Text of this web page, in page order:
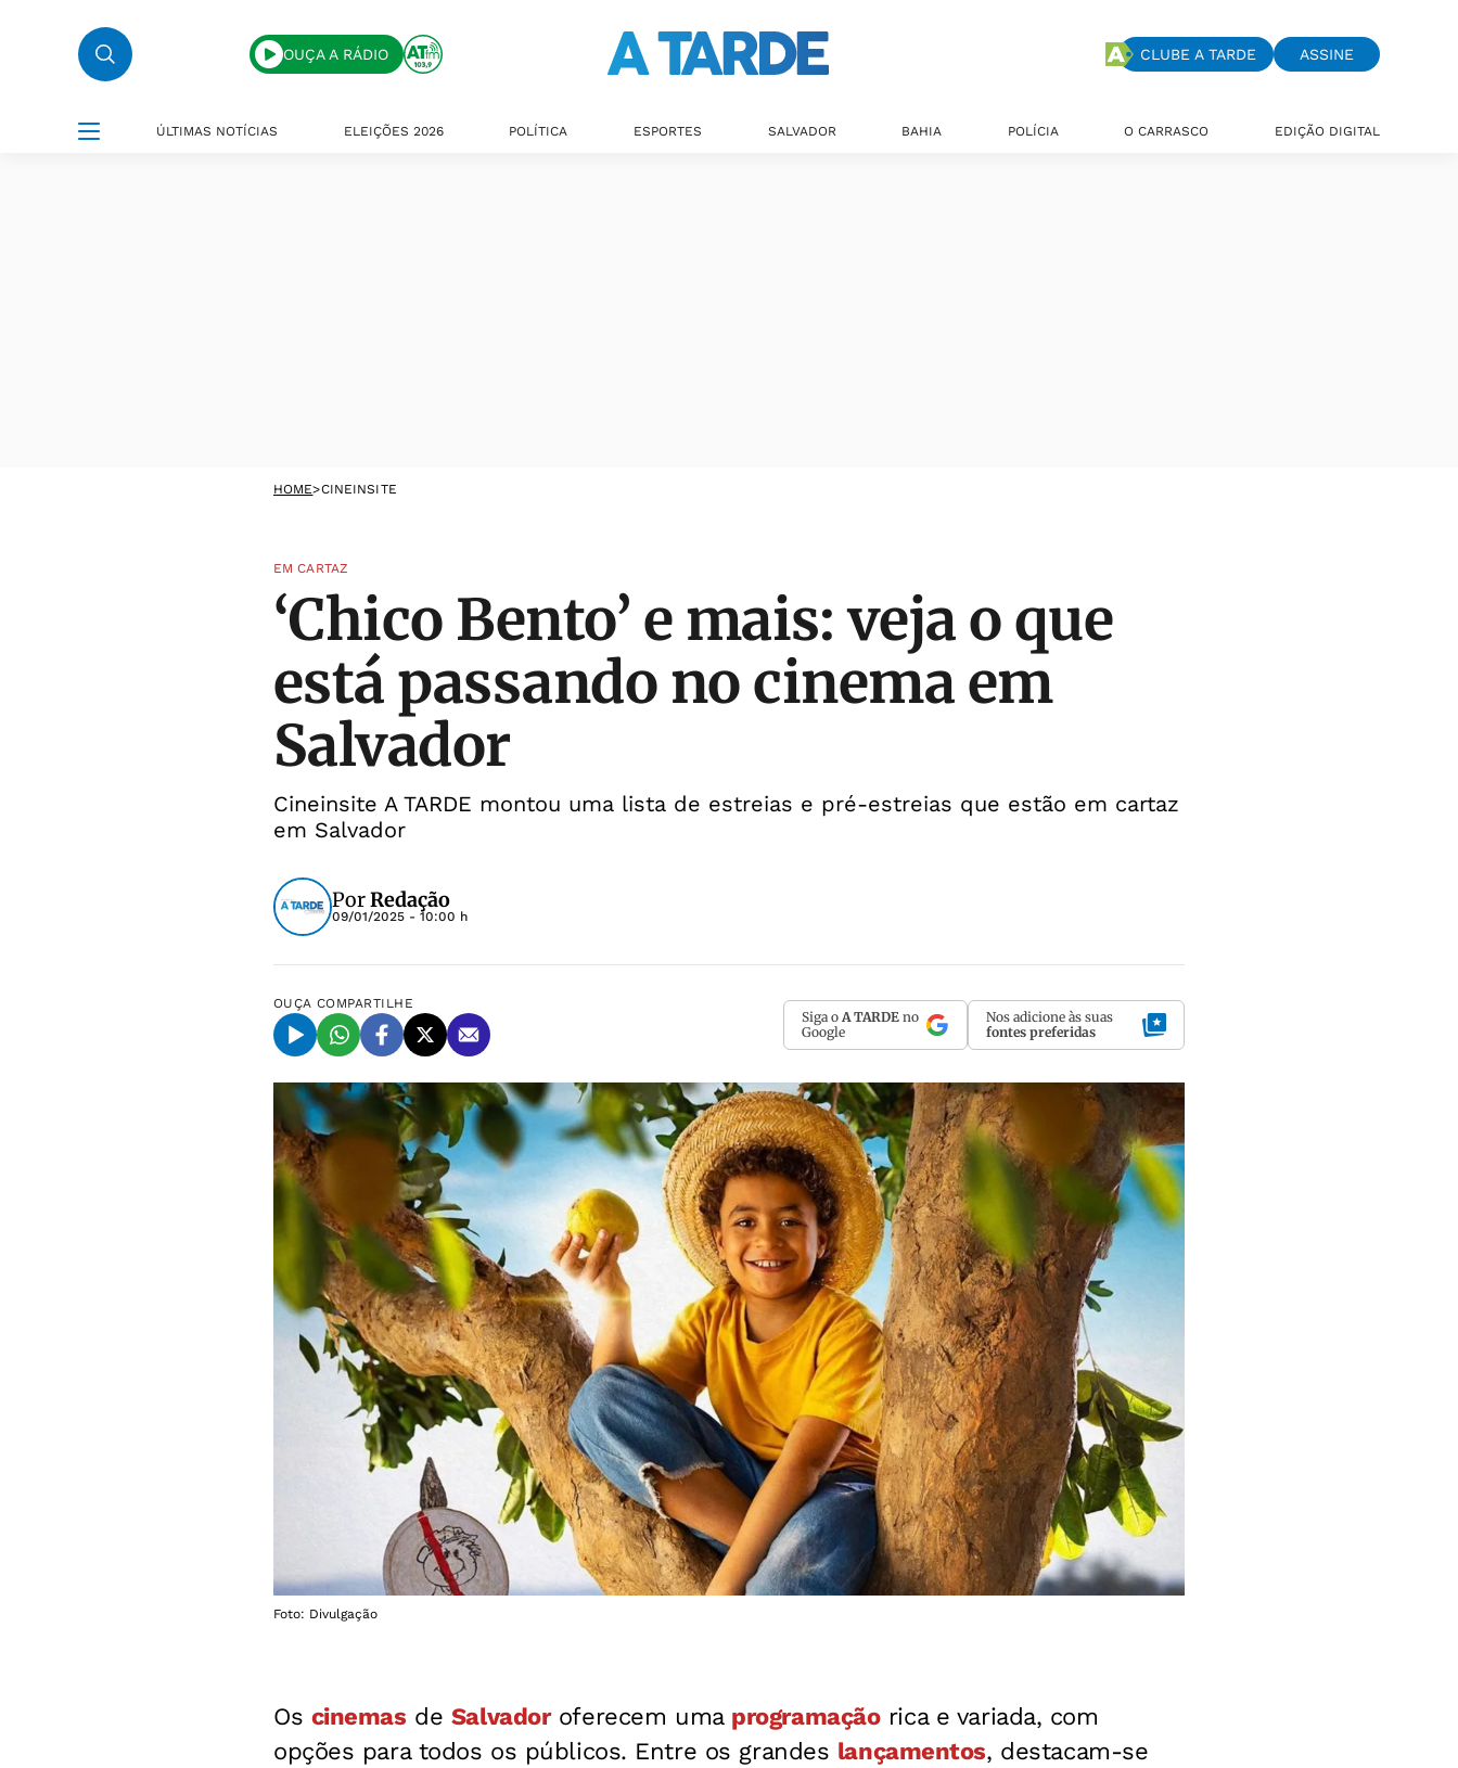
OUÇA A RÁDIO CLUBE A TARDE ASSINE
ÚLTIMAS NOTÍCIAS ELEIÇÕES 2026 POLÍTICA ESPORTES SALVADOR BAHIA POLÍCIA O CARRASCO EDIÇÃO DIGITAL
HOME>CINEINSITE
EM CARTAZ
‘Chico Bento’ e mais: veja o que
está passando no cinema em
Salvador
Cineinsite A TARDE montou uma lista de estreias e pré-estreias que estão em cartaz
em Salvador
PorRedação
09/01/2025 - 10:00 h
OUÇA COMPARTILHE
Siga o A TARDE no
Google
Nos adicione às suas
fontes preferidas
Foto: Divulgação
Os cinemas de Salvadoroferecem uma programaçãorica e variada, com
opções para todos os públicos. Entre os grandes lançamentos, destacam-se